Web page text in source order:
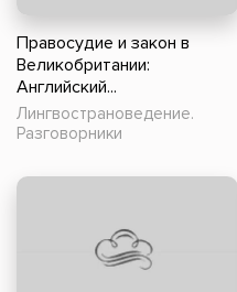
Правосудие и закон в
Великобритании:
Английский...
Лингвострановедение.
Разговорники